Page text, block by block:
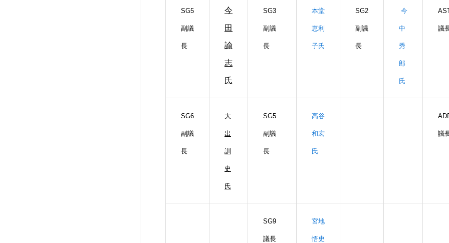
SG5
副議
長
今
田
諭
志
氏
SG3
副議
長
本堂
恵利
子氏
SG2
副議
長
今
中
秀
郎
氏
議
SG6
副議
長
大
出
訓
史
氏
SG5
副議
長
高谷
和宏
氏
議
SG9
議長
宮地
悟史